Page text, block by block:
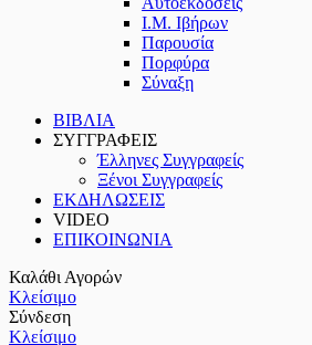
Ι.Μ. Ιβήρων
Παρουσία
Πορφύρα
Σύναξη
ΒΙΒΛΙΑ
ΣΥΓΓΡΑΦΕΙΣ
Έλληνες Συγγραφείς
Ξένοι Συγγραφείς
ΕΚΔΗΛΩΣΕΙΣ
VIDEO
ΕΠΙΚΟΙΝΩΝΙΑ
Καλάθι Αγορών
Κλείσιμο
Σύνδεση
Κλείσιμο